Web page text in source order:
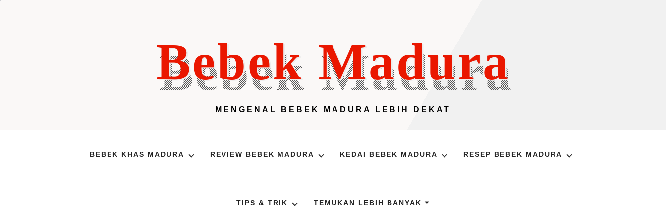
Bebek Madura
MENGENAL BEBEK MADURA LEBIH DEKAT
BEBEK KHAS MADURA REVIEW BEBEK MADURA KEDAI BEBEK MADURA RESEP BEBEK MADURA
TIPS & TRIK TEMUKAN LEBIH BANYAK ⏷